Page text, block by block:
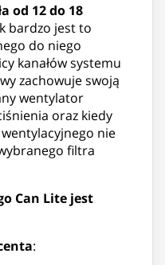
od 12 do 18
bardzo jest to
do niego
kanałów systemu
zachowuje swoją
wentylator
oraz kiedy
nie
filtra
Can Lite jest
: